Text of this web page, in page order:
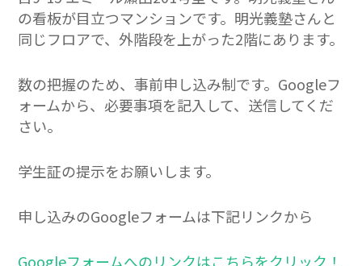
の看板が目立つマンションです。明光義塾さんと
同じフロアで、外階段を上がった2階にあります。
数の把握のため、事前申し込み制です。Googleフ
ォームから、必要事項を記入して、送信してくだ
さい。
学生証の提示をお願いします。
申し込みのGoogleフォームは下記リンクから
Googleフォームへのリンクはこちらをクリック！